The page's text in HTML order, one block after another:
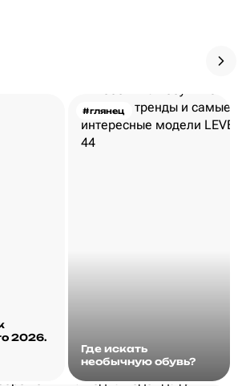
2026.
#глянец
Где искать
необычную обувь?